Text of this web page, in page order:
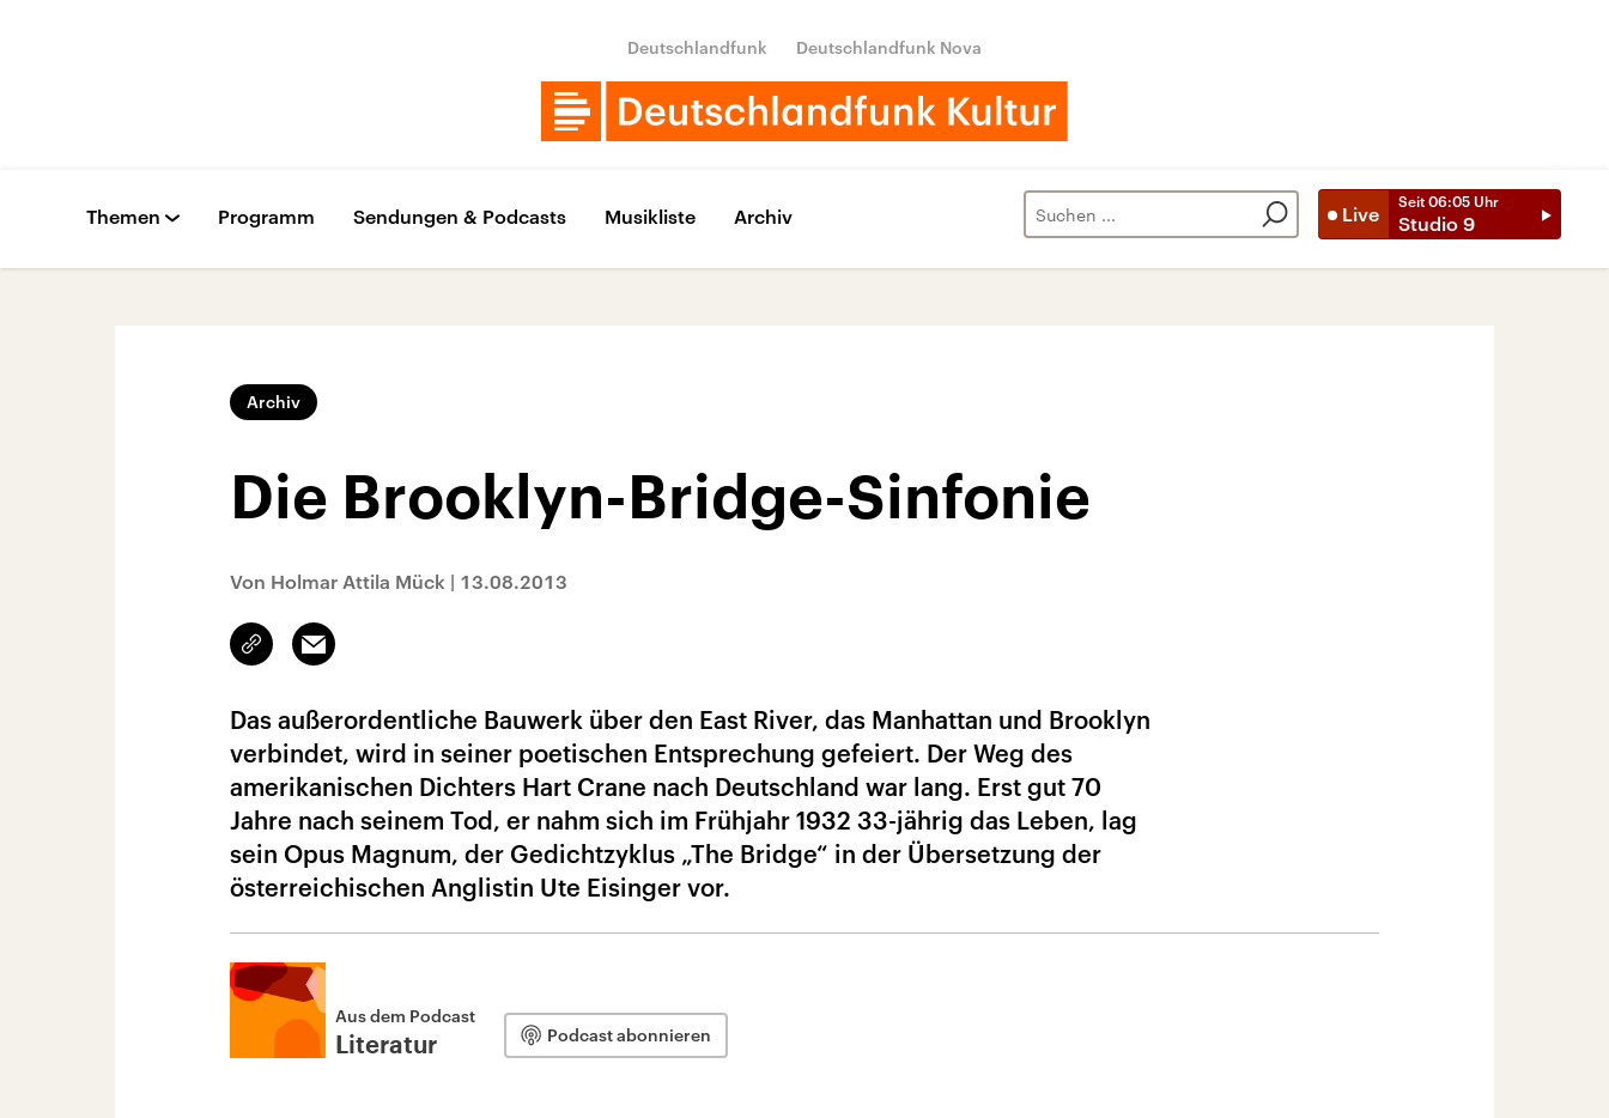
Deutschlandfunk Deutschlandfunk Nova
Live
Seit 06:05 Uhr
Studio 9
Themen Programm Sendungen & Podcasts Musikliste Archiv
Archiv
Die Brooklyn-Bridge-Sinfonie
Von Holmar Attila Mück | 13.08.2013
Link
kopieren/teilen
Email
Das außerordentliche Bauwerk über den East River, das Manhattan und Brooklyn
verbindet, wird in seiner poetischen Entsprechung gefeiert. Der Weg des
amerikanischen Dichters Hart Crane nach Deutschland war lang. Erst gut 70
Jahre nach seinem Tod, er nahm sich im Frühjahr 1932 33-jährig das Leben, lag
sein Opus Magnum, der Gedichtzyklus „The Bridge“ in der Übersetzung der
österreichischen Anglistin Ute Eisinger vor.
Aus dem Podcast
Literatur Podcast abonnieren